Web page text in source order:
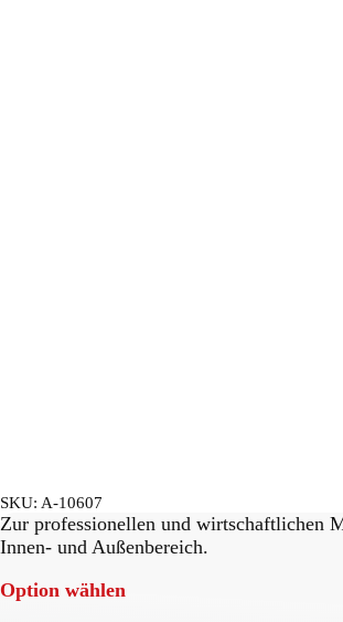
SKU: A-10607
Zur professionellen und wirtschaftlichen
Innen- und Außenbereich.
Option wählen